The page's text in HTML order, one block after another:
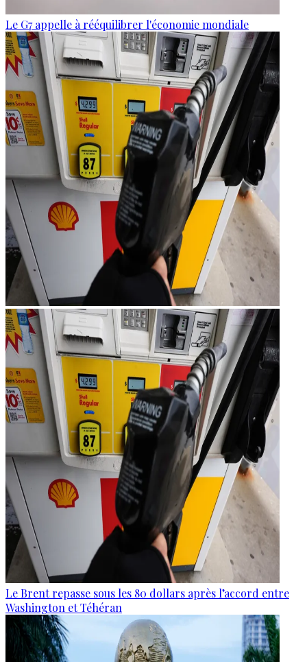
Le G7 appelle à rééquilibrer l'économie mondiale
Le Brent repasse sous les 80 dollars après l’accord entre
Washington et Téhéran